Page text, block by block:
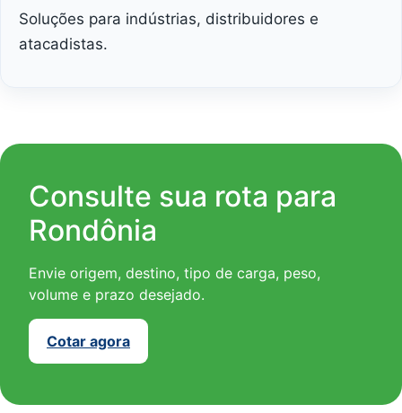
Soluções para indústrias, distribuidores e
atacadistas.
Consulte sua rota para
Rondônia
Envie origem, destino, tipo de carga, peso,
volume e prazo desejado.
Cotar agora